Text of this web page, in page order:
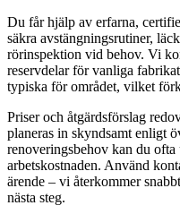
Du får hjälp av erfarna,
säkra avstängningsrutiner,
rörinspektion vid behov. Vi
reservdelar för vanliga
typiska för området, vilket
Priser och åtgärdsförslag
planeras in skyndsamt enligt
renoveringsbehov kan du
arbetskostnaden. Använd
ärende – vi återkommer
nästa steg.